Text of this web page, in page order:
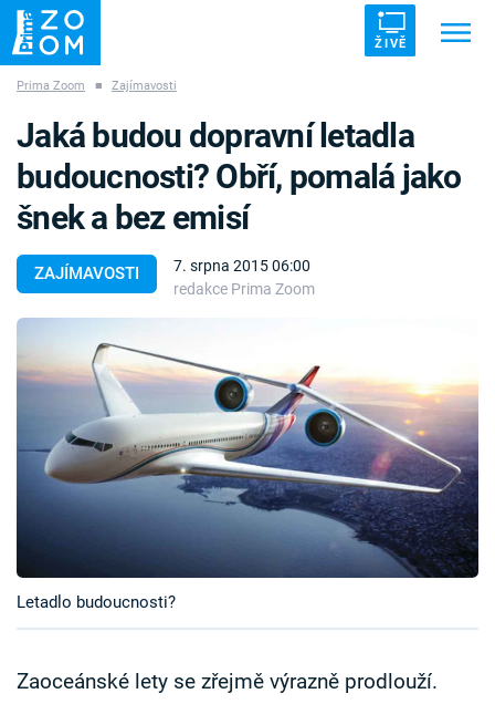
ŽIVĚ
ZÁHADY VETŘELCI DÁVNOVĚKU
Témata
Témata
TV Program
Časopis
Sledujte prima+
Prima Zoom ■ Zajímavosti
ZAJÍMAVOSTI
7. srpna 2015 06:00
redakce Prima Zoom
Jaká budou dopravní letadla
budoucnosti? Obří, pomalá jako
šnek a bez emisí
Letadlo budoucnosti?
Zaoceánské lety se zřejmě výrazně prodlouží.